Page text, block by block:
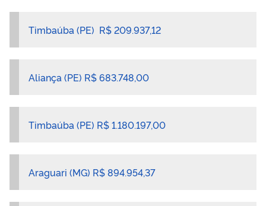
Timbaúba (PE) R$ 209.937,12
Aliança (PE) R$ 683.748,00
Timbaúba (PE) R$ 1.180.197,00
Araguari (MG) R$ 894.954,37